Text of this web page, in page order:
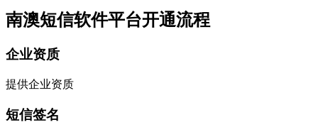
南澳短信软件平台开通流程
企业资质
提供企业资质
短信签名